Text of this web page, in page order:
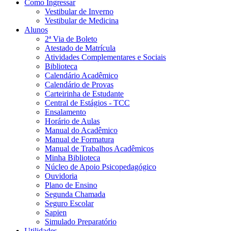
Como Ingressar
Vestibular de Inverno
Vestibular de Medicina
Alunos
2ª Via de Boleto
Atestado de Matrícula
Atividades Complementares e Sociais
Biblioteca
Calendário Acadêmico
Calendário de Provas
Carteirinha de Estudante
Central de Estágios - TCC
Ensalamento
Horário de Aulas
Manual do Acadêmico
Manual de Formatura
Manual de Trabalhos Acadêmicos
Minha Biblioteca
Núcleo de Apoio Psicopedagógico
Ouvidoria
Plano de Ensino
Segunda Chamada
Seguro Escolar
Sapien
Simulado Preparatório